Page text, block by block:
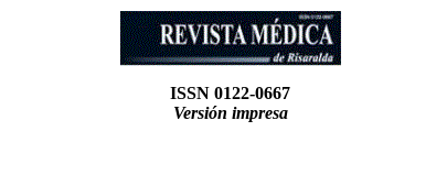
ISSN 0122-0667
Versión impresa